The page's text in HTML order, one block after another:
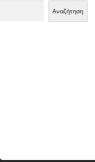
Αναζήτηση